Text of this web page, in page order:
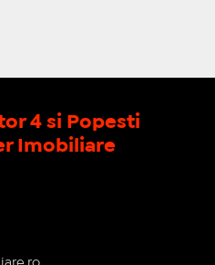
4 si Popesti
Imobiliare